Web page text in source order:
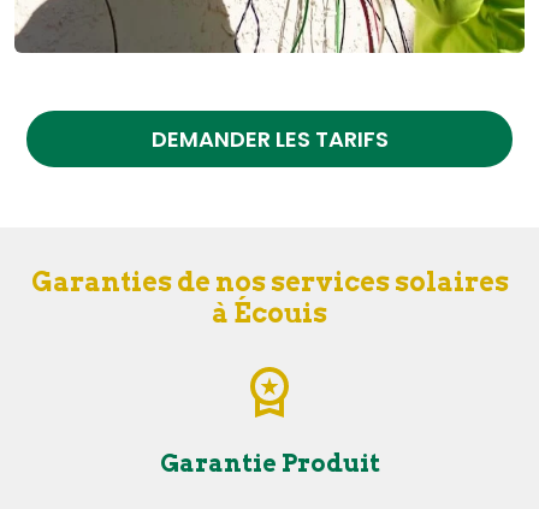
DEMANDER LES TARIFS
Garanties de nos services solaires
à Écouis
Garantie Produit